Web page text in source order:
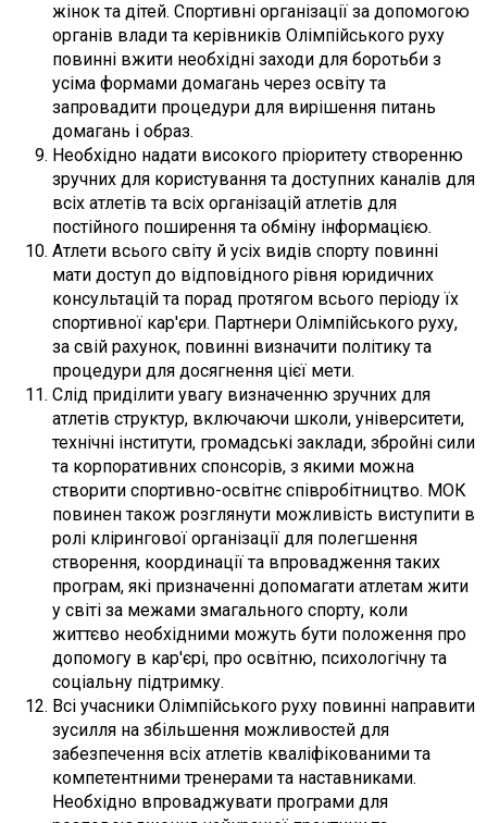
жінок та дітей. Спортивні організації за допомогою
органів влади та керівників Олімпійського руху
повинні вжити необхідні заходи для боротьби з
усіма формами домагань через освіту та
запровадити процедури для вирішення питань
домагань і образ.
Необхідно надати високого пріоритету створенню
зручних для користування та доступних каналів для
всіх атлетів та всіх організацій атлетів для
постійного поширення та обміну інформацією.
Атлети всього світу й усіх видів спорту повинні
мати доступ до відповідного рівня юридичних
консультацій та порад протягом всього періоду їх
спортивної кар'єри. Партнери Олімпійського руху,
за свій рахунок, повинні визначити політику та
процедури для досягнення цієї мети.
Слід приділити увагу визначенню зручних для
атлетів структур, включаючи школи, університети,
технічні інститути, громадські заклади, збройні сили
та корпоративних спонсорів, з якими можна
створити спортивно-освітнє співробітництво. МОК
повинен також розглянути можливість виступити в
ролі клірингової організації для полегшення
створення, координації та впровадження таких
програм, які призначенні допомагати атлетам жити
у світі за межами змагального спорту, коли
життєво необхідними можуть бути положення про
допомогу в кар'єрі, про освітню, психологічну та
соціальну підтримку.
Всі учасники Олімпійського руху повинні направити
зусилля на збільшення можливостей для
забезпечення всіх атлетів кваліфікованими та
компетентними тренерами та наставниками.
Необхідно впроваджувати програми для